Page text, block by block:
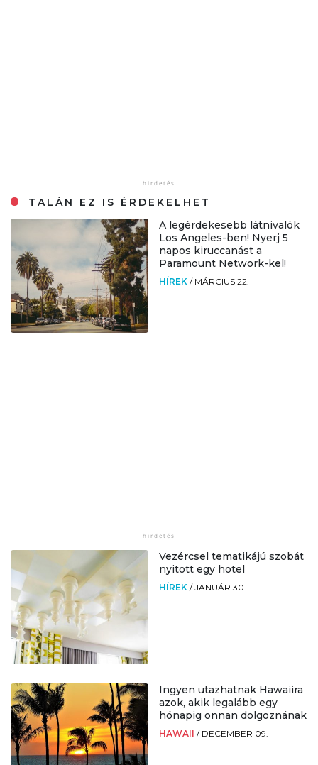
TALÁN EZ IS ÉRDEKELHET
A legérdekesebb látnivalók
Los Angeles-ben! Nyerj 5
napos kiruccanást a
Paramount Network-kel!
HÍREK / MÁRCIUS 22.
Vezércsel tematikájú szobát
nyitott egy hotel
HÍREK /JANUÁR 30.
Ingyen utazhatnak Hawaiira
azok, akik legalább egy
hónapig onnan dolgoznának
HAWAII / DECEMBER 09.